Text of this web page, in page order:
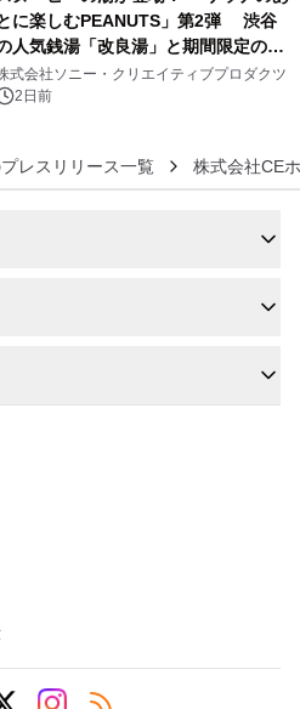
に楽しむPEANUTS」第2弾 渋谷
人気銭湯「改良湯」と期間限定のコ
ボレーション サウナイキタイコラ
グッズも発売決定！
式会社ソニー・クリエイティブプロダクツ
2日前
レスリリース一覧 株式会社CE